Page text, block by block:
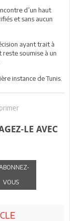
d’un haut
et sans aucun
ayant trait à
reste soumise à un
instance de Tunis.
LE AVEC
VOUS